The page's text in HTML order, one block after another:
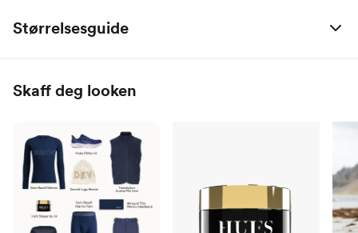
Størrelsesguide
40 24.7
41 1/3 25.6
42 26.0 8.5
42 2/3 26.4 9
Skaff deg looken